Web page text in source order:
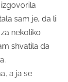
sam je, da li
nekoliko
shvatila da
a ja se